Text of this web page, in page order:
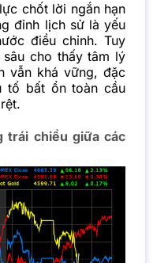
chốt lời ngắn hạn
đỉnh lịch sử là yếu
điều chỉnh. Tuy
cho thấy tâm lý
vẫn khá vững, đặc
tố bất ổn toàn cầu
trái chiều giữa các